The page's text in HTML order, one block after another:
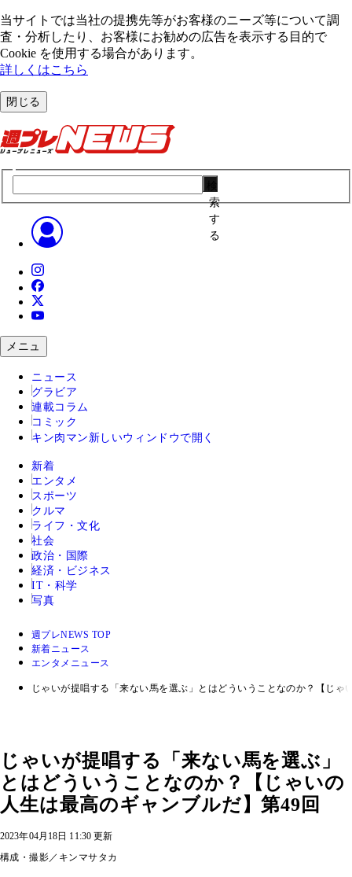
当サイトでは当社の提携先等がお客様のニーズ等について調
査・分析したり、お客様にお勧めの広告を表⽰する⽬的で
Cookie を使⽤する場合があります。
詳しくはこちら
閉じる
索
す
る
メニュ
ニュース
グラビア
連載コラム
コミック
キン肉マン 新しいウィンドウで開く
新着
エンタメ
スポーツ
クルマ
ライフ・文化
社会
政治・国際
経済・ビジネス
IT・科学
写真
週プレNEWS TOP
新着ニュース
エンタメニュース
じゃいが提唱する「来ない馬を選ぶ」とはどういうことなのか？【じゃ
じゃいが提唱する「来ない馬を選ぶ」
とはどういうことなのか？【じゃいの
人生は最高のギャンブルだ】第49回
2023年04月18日 11:30 更新
構成・撮影／キンマサタカ